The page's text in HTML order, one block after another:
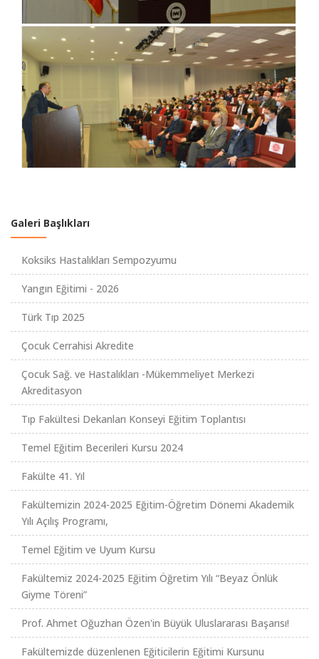
Galeri Başlıkları
Koksiks Hastalıkları Sempozyumu
Yangın Eğitimi - 2026
Türk Tıp 2025
Çocuk Cerrahisi Akredite
Çocuk Sağ. ve Hastalıkları -Mükemmeliyet Merkezi
Akreditasyon
Tıp Fakültesi Dekanları Konseyi Eğitim Toplantısı
Temel Eğitim Becerileri Kursu 2024
Fakülte 41. Yıl
Fakültemizin 2024-2025 Eğitim-Öğretim Dönemi Akademik
Yılı Açılış Programı,
Temel Eğitim ve Uyum Kursu
Fakültemiz 2024-2025 Eğitim Öğretim Yılı “Beyaz Önlük
Giyme Töreni”
Prof. Ahmet Oğuzhan Özen'in Büyük Uluslararası Başarısı!
Fakültemizde düzenlenen Eğiticilerin Eğitimi Kursunu